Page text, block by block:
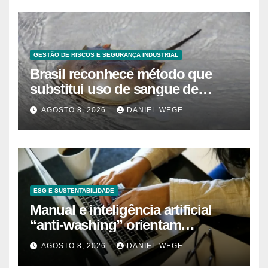
GESTÃO DE RISCOS E SEGURANÇA INDUSTRIAL
Brasil reconhece método que
substitui uso de sangue de
caranguejo-ferradura em testes
farmacêuticos
AGOSTO 8, 2026 DANIEL WEGE
ESG E SUSTENTABILIDADE
Manual e inteligência artificial
“anti-washing” orientam
empresas
AGOSTO 8, 2026 DANIEL WEGE